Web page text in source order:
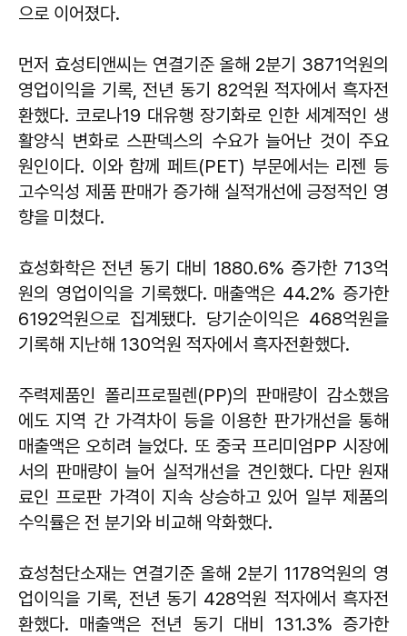
으로 이어졌다.
먼저 효성티앤씨는 연결기준 올해 2분기 3871억원의
영업이익을 기록, 전년 동기 82억원 적자에서 흑자전
환했다. 코로나19 대유행 장기화로 인한 세계적인 생
활양식 변화로 스판덱스의 수요가 늘어난 것이 주요
원인이다. 이와 함께 페트(PET) 부문에서는 리젠 등
고수익성 제품 판매가 증가해 실적개선에 긍정적인 영
향을 미쳤다.
효성화학은 전년 동기 대비 1880.6% 증가한 713억
원의 영업이익을 기록했다. 매출액은 44.2% 증가한
6192억원으로 집계됐다. 당기순이익은 468억원을
기록해 지난해 130억원 적자에서 흑자전환했다.
주력제품인 폴리프로필렌(PP)의 판매량이 감소했음
에도 지역 간 가격차이 등을 이용한 판가개선을 통해
매출액은 오히려 늘었다. 또 중국 프리미엄PP 시장에
서의 판매량이 늘어 실적개선을 견인했다. 다만 원재
료인 프로판 가격이 지속 상승하고 있어 일부 제품의
수익률은 전 분기와 비교해 악화했다.
효성첨단소재는 연결기준 올해 2분기 1178억원의 영
업이익을 기록, 전년 동기 428억원 적자에서 흑자전
환했다. 매출액은 전년 동기 대비 131.3% 증가한